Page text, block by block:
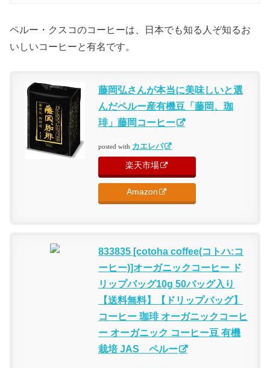
ペルー・クスコのコーヒーは、日本でも知る人ぞ知るお
いしいコーヒーと有名です。
藤岡弘さんが本当に美味しいと選
んだペルー産有機豆「藤岡、珈
琲」藤岡コーヒー
posted with カエレバ
楽天市場
Amazon
833835 [cotoha coffee(コトハ:コ
ーヒー)]オーガニックコーヒー ド
リップバッグ10g 50バッグ入り
【送料無料】【ドリップバッグ】
コーヒー 珈琲 オーガニックコーヒ
ー オーガニック コーヒー豆 有機
栽培 JAS ペルー